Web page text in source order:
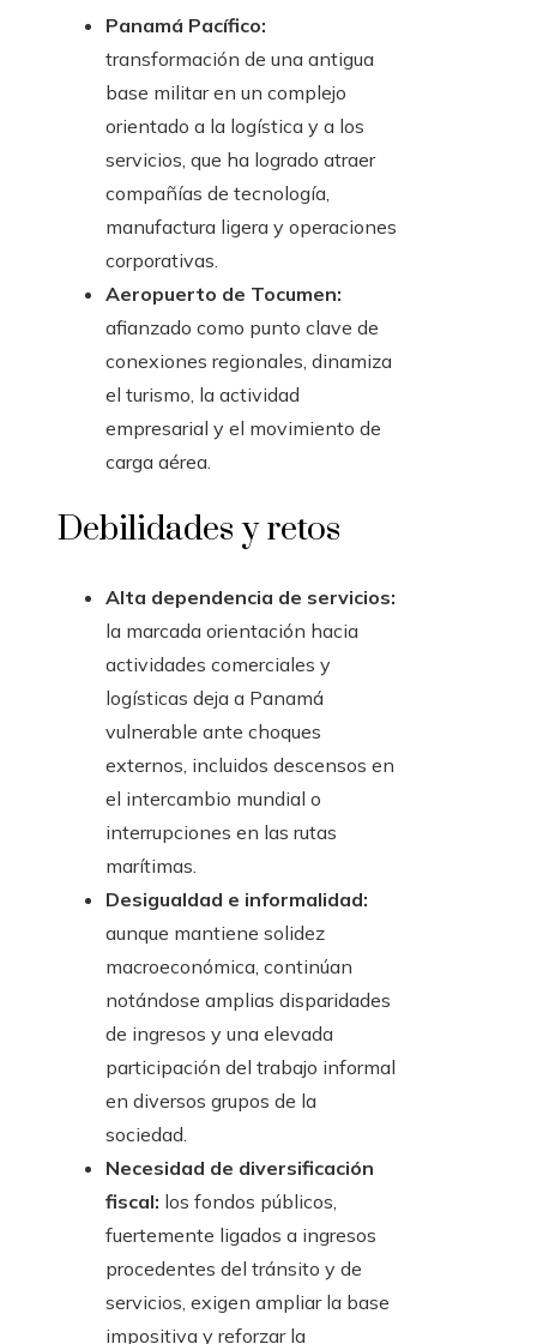
Panamá Pacífico:
transformación de una antigua
base militar en un complejo
orientado a la logística y a los
servicios, que ha logrado atraer
compañías de tecnología,
manufactura ligera y operaciones
corporativas.
Aeropuerto de Tocumen:
afianzado como punto clave de
conexiones regionales, dinamiza
el turismo, la actividad
empresarial y el movimiento de
carga aérea.
Debilidades y retos
Alta dependencia de servicios:
la marcada orientación hacia
actividades comerciales y
logísticas deja a Panamá
vulnerable ante choques
externos, incluidos descensos en
el intercambio mundial o
interrupciones en las rutas
marítimas.
Desigualdad e informalidad:
aunque mantiene solidez
macroeconómica, continúan
notándose amplias disparidades
de ingresos y una elevada
participación del trabajo informal
en diversos grupos de la
sociedad.
Necesidad de diversificación
fiscal: los fondos públicos,
fuertemente ligados a ingresos
procedentes del tránsito y de
servicios, exigen ampliar la base
impositiva y reforzar la